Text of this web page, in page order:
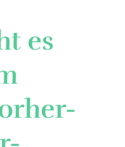
es